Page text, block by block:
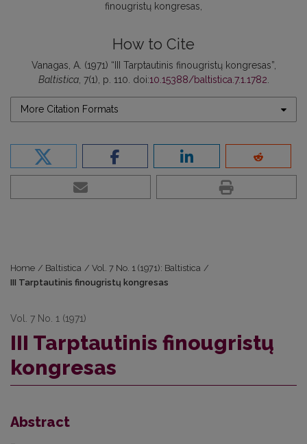
finougristų kongresas
How to Cite
Vanagas, A. (1971) “III Tarptautinis finougristų kongresas”,
Baltistica, 7(1), p. 110. doi:10.15388/baltistica.7.1.1782
More Citation Formats
Home / Baltistica / Vol. 7 No. 1 (1971): Baltistica /
III Tarptautinis finougristų kongresas
Vol. 7 No. 1 (1971)
III Tarptautinis finougristų
kongresas
Abstract